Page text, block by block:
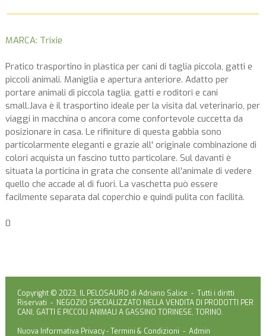
MARCA: Trixie
Pratico trasportino in plastica per cani di taglia piccola, gatti e
piccoli animali. Maniglia e apertura anteriore. Adatto per
portare animali di piccola taglia, gatti e roditori e cani
small.Java è il trasportino ideale per la visita dal veterinario, per
viaggi in macchina o ancora come confortevole cuccetta da
posizionare in casa. Le rifiniture di questa gabbia sono
particolarmente eleganti e grazie all' originale combinazione di
colori acquista un fascino tutto particolare. Sul davanti è
situata la porticina in grata che consente all'animale di vedere
quello che accade al di fuori. La vaschetta può essere
facilmente separata dal coperchio e quindi pulita con facilità.
0
Copyright © 2023, IL PELOSAURO di Adriano Salice - Tutti i diritti
Riservati - NEGOZIO SPECIALIZZATO NELLA VENDITA DI PRODOTTI PER
CANI, GATTI E PICCOLI ANIMALI A GASSINO TORINESE, TORINO.
Nuova Informativa Privacy-Termini & Condizioni - Admin